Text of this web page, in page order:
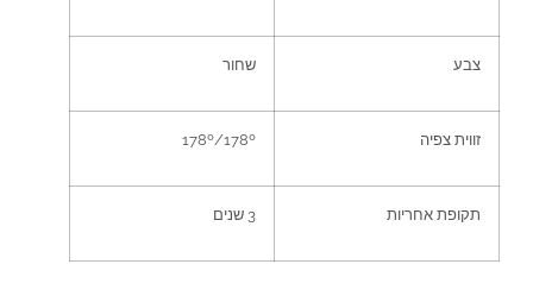
צבע שחור
זווית צפיה 178º/178º
תקופת אחריות 3 שנים